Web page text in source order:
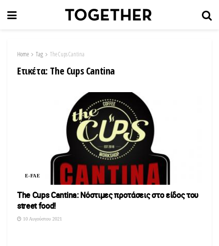
Home Tag The Cups Cantina
Ετικέτα: The Cups Cantina
E-FAE
The Cups Cantina: Nόστιμες προτάσεις στο είδος του
street food!
10 Αυγούστου 2021